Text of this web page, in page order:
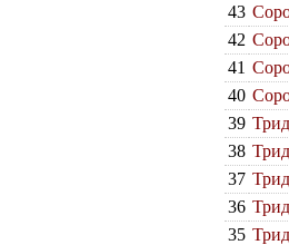
43
42
41
40
39
38
37
36
35